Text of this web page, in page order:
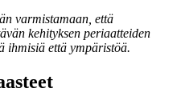
varmistamaan, että
kehityksen periaatteiden
ihmisiä että ympäristöä.